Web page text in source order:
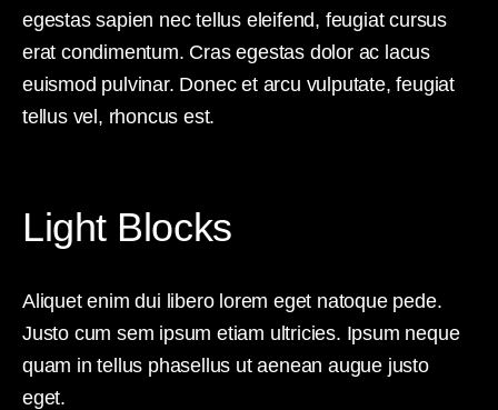
egestas sapien nec tellus eleifend, feugiat cursus
erat condimentum. Cras egestas dolor ac lacus
euismod pulvinar. Donec et arcu vulputate, feugiat
tellus vel, rhoncus est.
Light Blocks
Aliquet enim dui libero lorem eget natoque pede.
Justo cum sem ipsum etiam ultricies. Ipsum neque
quam in tellus phasellus ut aenean augue justo
eget.